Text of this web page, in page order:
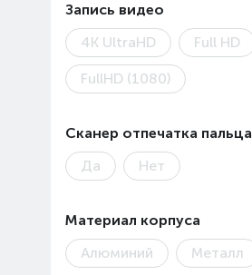
Запись видео
4К UltraHD
Full HD
FullHD (1080)
Сканер отпечатка пальца
Да
Нет
Материал корпуса
Алюминий
Металл